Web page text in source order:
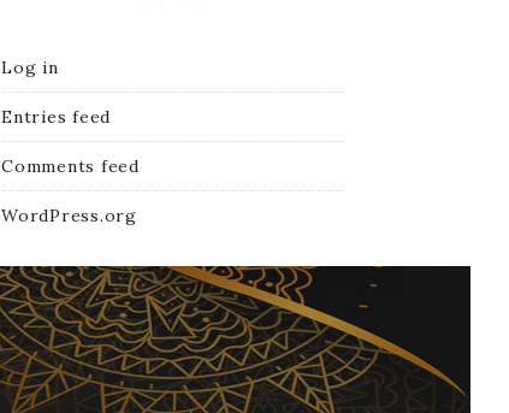
Log in
Entries feed
Comments feed
WordPress.org